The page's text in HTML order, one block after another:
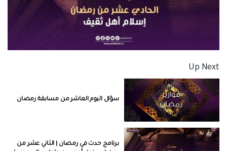
Up Next
سؤال اليوم العاشر من مسابقة رمضان
برنامج حدث في رمضان | الثاني عشر من